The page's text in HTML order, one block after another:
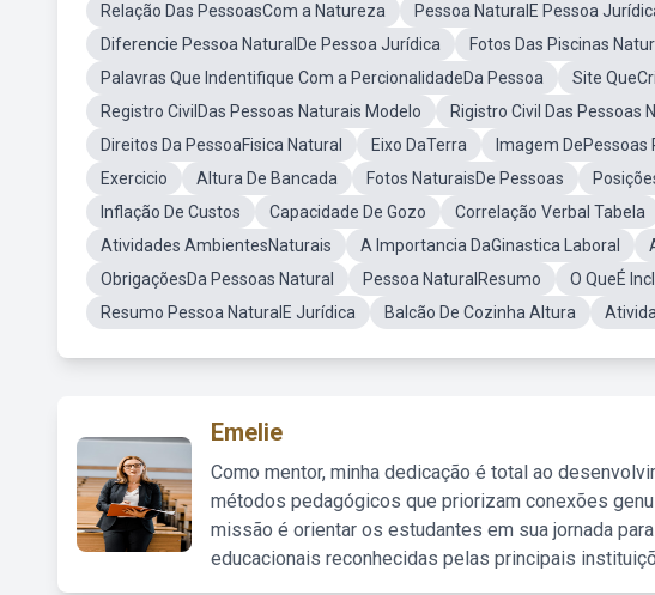
Relação Das PessoasCom a Natureza
Pessoa NaturalE Pessoa
Diferencie Pessoa NaturalDe Pessoa Jurídica
Fotos Das Piscinas
Palavras Que Indentifique Com a PercionalidadeDa Pessoa
Site
Registro CivilDas Pessoas Naturais Modelo
Rigistro Civil Das Pessoas
Direitos Da PessoaFisica Natural
Eixo DaTerra Imagem DePessoas
Exercicio
Altura De Bancada Fotos NaturaisDe Pessoas
Inflação De Custos
Capacidade De Gozo Correlação Verbal Tabela
Atividades AmbientesNaturais
A Importancia DaGinastica Laboral
ObrigaçõesDa Pessoas Natural
Pessoa NaturalResumo O QueÉ
Resumo Pessoa NaturalE Jurídica
Balcão De Cozinha Altura
Emelie
Como mentor, minha dedicação é total ao
métodos pedagógicos que priorizam conexões
missão é orientar os estudantes em sua jornada
educacionais reconhecidas pelas principais